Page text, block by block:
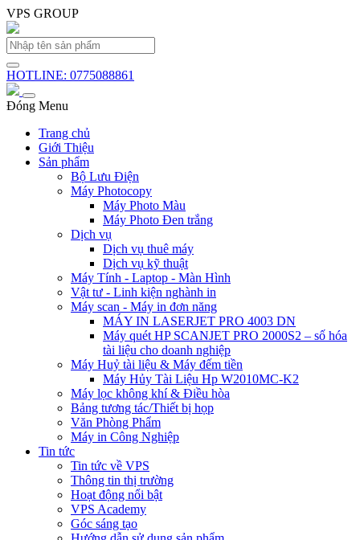
VPS GROUP
HOTLINE: 0775088861
Đóng Menu
Trang chủ
Giới Thiệu
Sản phẩm
Bộ Lưu Điện
Máy Photocopy
Máy Photo Màu
Máy Photo Đen trắng
Dịch vụ
Dịch vụ thuê máy
Dịch vụ kỹ thuật
Máy Tính - Laptop - Màn Hình
Vật tư - Linh kiện nghành in
Máy scan - Máy in đơn năng
MÁY IN LASERJET PRO 4003 DN
Máy quét HP SCANJET PRO 2000S2 – số hóa
tài liệu cho doanh nghiệp
Máy Huỷ tài liệu & Máy đếm tiền
Máy Hủy Tài Liệu Hp W2010MC-K2
Máy lọc không khí & Điều hòa
Bảng tương tác/Thiết bị họp
Văn Phòng Phẩm
Máy in Công Nghiệp
Tin tức
Tin tức về VPS
Thông tin thị trường
Hoạt động nổi bật
VPS Academy
Góc sáng tạo